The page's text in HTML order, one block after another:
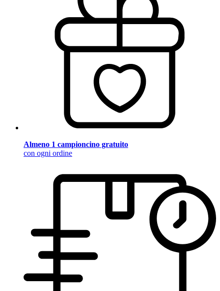
Almeno 1 campioncino gratuito
con ogni ordine